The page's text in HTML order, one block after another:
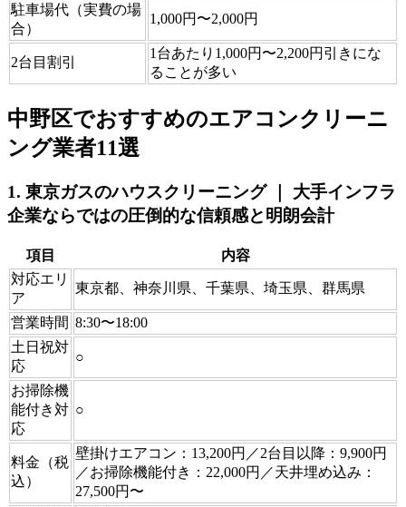
駐車場代（実費の場
合）
1,000円〜2,000円
2台目割引
1台あたり1,000円〜2,200円引きにな
ることが多い
中野区でおすすめのエアコンクリーニ
ング業者11選
1. 東京ガスのハウスクリーニング ｜ 大手インフラ
企業ならではの圧倒的な信頼感と明朗会計
項目
内容
対応エリ
ア
東京都、神奈川県、千葉県、埼玉県、群馬県
営業時間 8:30〜18:00
土日祝対
応
○
お掃除機
能付き対
応
○
料金（税
込）
壁掛けエアコン：13,200円／2台目以降：9,900円
／お掃除機能付き：22,000円／天井埋め込み：
27,500円〜